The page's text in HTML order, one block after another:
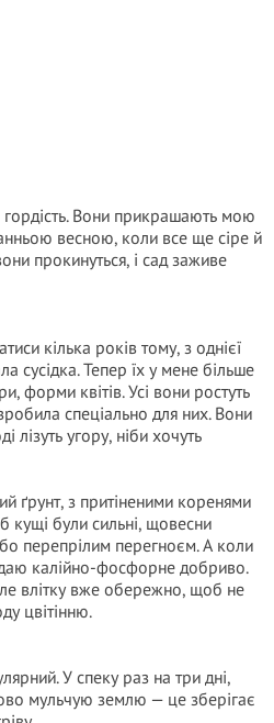
Вони прикрашають мою
весною, коли все ще сіре й
прокинуться, і сад заживе
кілька років тому, з однієї
сусідка. Тепер їх у мене більше
форми квітів. Усі вони ростуть
спеціально для них. Вони
лізуть угору, ніби хочуть
ґрунт, з притіненими коренями
були сильні, щовесни
перепрілим перегноєм. А коли
даю калійно-фосфорне добриво.
влітку вже обережно, щоб не
цвітінню.
У спеку раз на три дні,
мульчую землю — це зберігає